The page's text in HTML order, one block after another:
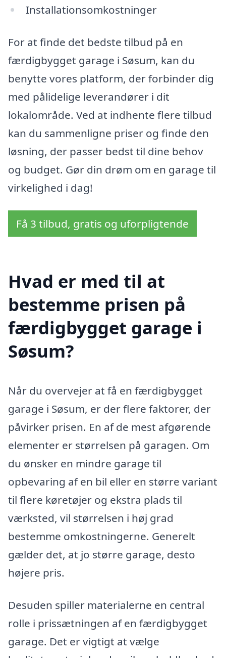
Installationsomkostninger
For at finde det bedste tilbud på en
færdigbygget garage i Søsum, kan du
benytte vores platform, der forbinder dig
med pålidelige leverandører i dit
lokalområde. Ved at indhente flere tilbud
kan du sammenligne priser og finde den
løsning, der passer bedst til dine behov
og budget. Gør din drøm om en garage til
virkelighed i dag!
Få 3 tilbud, gratis og uforpligtende
Hvad er med til at
bestemme prisen på
færdigbygget garage i
Søsum?
Når du overvejer at få en færdigbygget
garage i Søsum, er der flere faktorer, der
påvirker prisen. En af de mest afgørende
elementer er størrelsen på garagen. Om
du ønsker en mindre garage til
opbevaring af en bil eller en større variant
til flere køretøjer og ekstra plads til
værksted, vil størrelsen i høj grad
bestemme omkostningerne. Generelt
gælder det, at jo større garage, desto
højere pris.
Desuden spiller materialerne en central
rolle i prissætningen af en færdigbygget
garage. Det er vigtigt at vælge